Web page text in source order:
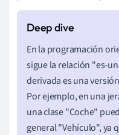
En la programación
sigue la relación "es-
derivada es una
Por ejemplo, en una
una clase "Coche"
general "Vehículo", ya